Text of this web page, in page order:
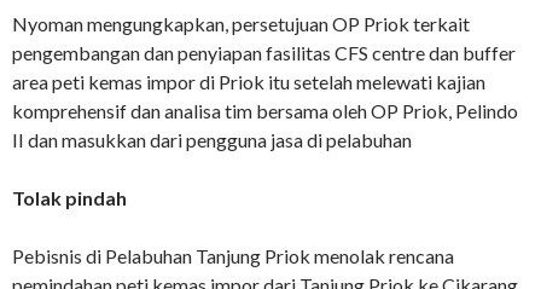
Nyoman mengungkapkan, persetujuan OP Priok terkait
pengembangan dan penyiapan fasilitas CFS centre dan buffer
area peti kemas impor di Priok itu setelah melewati kajian
komprehensif dan analisa tim bersama oleh OP Priok, Pelindo
II dan masukkan dari pengguna jasa di pelabuhan
Tolak pindah
Pebisnis di Pelabuhan Tanjung Priok menolak rencana